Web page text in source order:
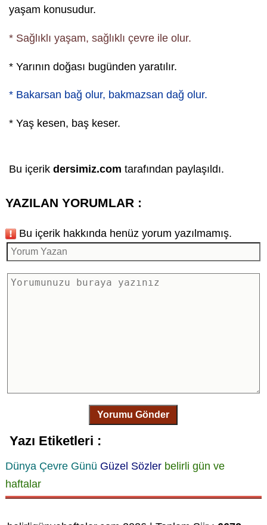
yaşam konusudur.
* Sağlıklı yaşam, sağlıklı çevre ile olur.
* Yarının doğası bugünden yaratılır.
* Bakarsan bağ olur, bakmazsan dağ olur.
* Yaş kesen, baş keser.
Bu içerik dersimiz.com tarafından paylaşıldı.
YAZILAN YORUMLAR :
Bu içerik hakkında henüz yorum yazılmamış.
Yorumu Gönder
Yazı Etiketleri :
Dünya Çevre Günü Güzel Sözler belirli gün ve
haftalar